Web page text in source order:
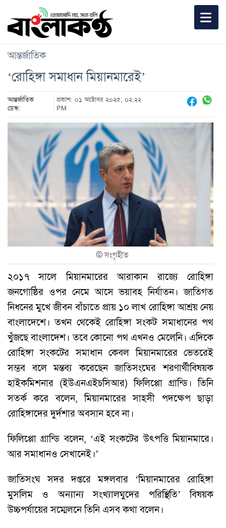
আন্তর্জাতিক
‘রোহিঙ্গা সমাধান মিয়ানমারেই’
আন্তর্জাতিক
ডেস্ক:
প্রকাশ: ০১ অক্টোবর ২০২৫, ০২:২২
PM
©সংগৃহীত
২০১৭ সালে মিয়ানমারের আরাকান রাজ্যে রোহিঙ্গা
জনগোষ্ঠির ওপর নেমে আসে ভয়াবহ নির্যাতন। জাতিগত
নিধনের মুখে জীবন বাঁচাতে প্রায় ১০ লাখ রোহিঙ্গা আশ্রয় নেয়
বাংলাদেশে। তখন থেকেই রোহিঙ্গা সংকট সমাধানের পথ
খুঁজছে বাংলাদেশ। তবে কোনো পথ এখনও মেলেনি। এদিকে
রোহিঙ্গা সংকটের সমাধান কেবল মিয়ানমারের ভেতরেই
সম্ভব বলে মন্তব্য করেছেন জাতিসংঘের শরণার্থীবিষয়ক
হাইকমিশনার (ইউএনএইচসিআর) ফিলিপ্পো গ্রান্ডি। তিনি
সতর্ক করে বলেন, মিয়ানমারের সাহসী পদক্ষেপ ছাড়া
রোহিঙ্গাদের দুর্দশার অবসান হবে না।
ফিলিপ্পো গ্রান্ডি বলেন, ‘এই সংকটের উৎপত্তি মিয়ানমারে।
আর সমাধানও সেখানেই।’
জাতিসংঘ সদর দপ্তরে মঙ্গলবার ‘মিয়ানমারের রোহিঙ্গা
মুসলিম ও অন্যান্য সংখ্যালঘুদের পরিস্থিতি’ বিষয়ক
উচ্চপর্যায়ের সম্মেলনে তিনি এসব কথা বলেন।